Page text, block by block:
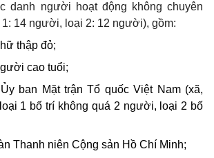
danh người hoạt động không chuyên
1: 14 người, loại 2: 12 người), gồm:
thập đỏ;
cao tuổi;
ban Mặt trận Tổ quốc Việt Nam (xã,
1 bố trí không quá 2 người, loại 2 bố
Thanh niên Cộng sản Hồ Chí Minh;